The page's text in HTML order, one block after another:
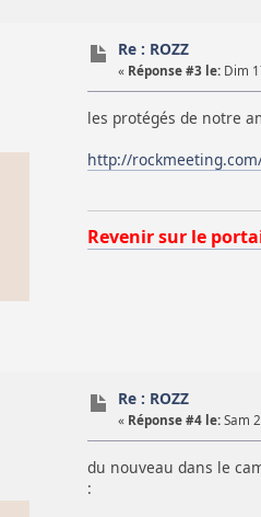
Re : ROZZ
« Réponse #3 le: Dim
les protégés de notre
http://
Revenir sur le
Re : ROZZ
« Réponse #4 le: Sam
du nouveau dans le
: